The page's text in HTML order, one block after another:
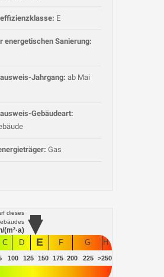
E
energetischen Sanierung:
Jahrgang: ab Mai
Gebäudeart:
Gas
dieses
(m²·a)
C D E F G H
100 125 150 175 200 225 >250